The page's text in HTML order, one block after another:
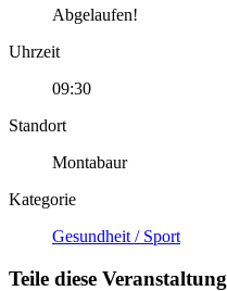
Abgelaufen!
Uhrzeit
09:30
Standort
Montabaur
Kategorie
Gesundheit / Sport
Teile diese Veranstaltung